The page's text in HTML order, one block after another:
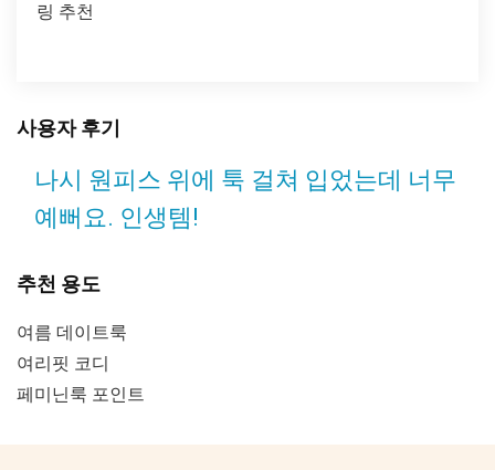
링 추천
사용자 후기
나시 원피스 위에 툭 걸쳐 입었는데 너무
예뻐요. 인생템!
추천 용도
여름 데이트룩
여리핏 코디
페미닌룩 포인트